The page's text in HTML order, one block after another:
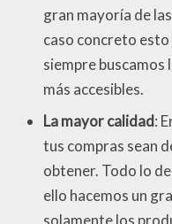
gran mayoría de
caso concreto esto
siempre buscamos
más accesibles.
La mayor calidad:
tus compras sean
obtener. Todo lo
ello hacemos un